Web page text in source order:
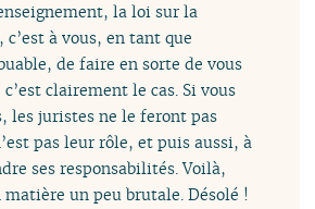
la loi sur la
à vous, en tant que
de faire en sorte de vous
clairement le cas. Si vous
les juristes ne le feront pas
pas leur rôle, et puis aussi, à
ses responsabilités. Voilà,
un peu brutale. Désolé !